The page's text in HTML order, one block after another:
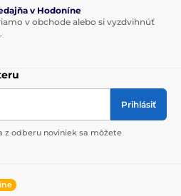
v Hodoníne
v obchode alebo si vyzdvihnúť
Prihlásiť
z odberu noviniek sa môžete